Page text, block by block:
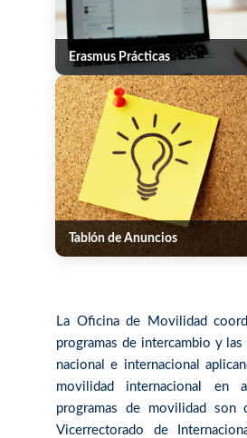
Erasmus Prácticas
Tablón de Anuncios
La Oficina de Movilidad
programas de intercambio y
nacional e internacional
movilidad internacional en
programas de movilidad son
Vicerrectorado de